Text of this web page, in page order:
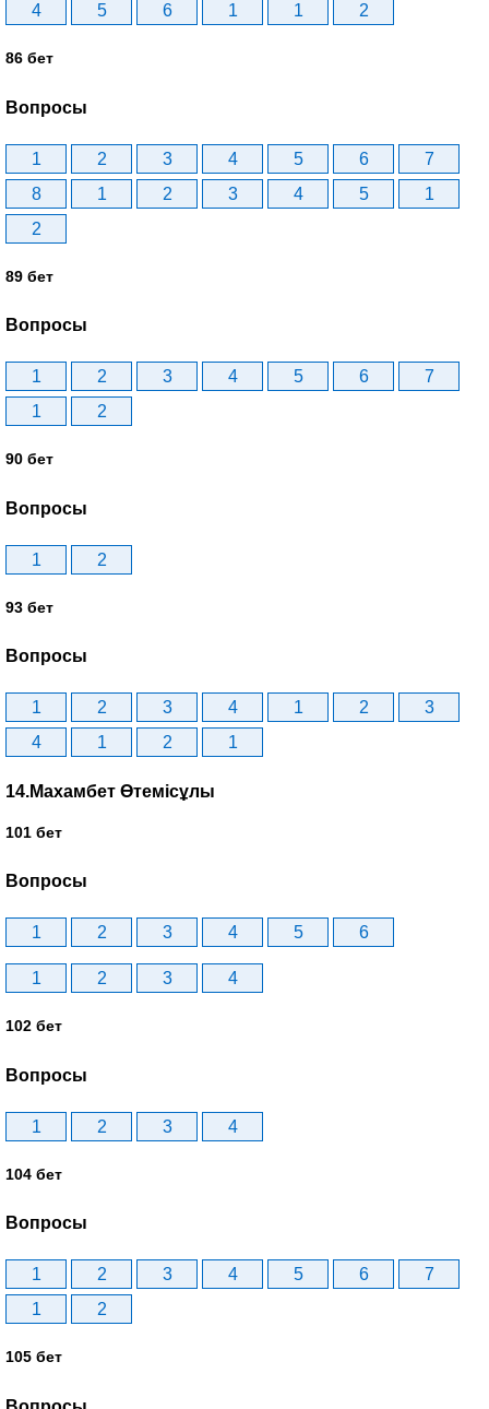
4
5 6 1 1 2
86 бет
Вопросы
1 2 3 4 5 6
7
8
1 2 3 4 5
1
2
89 бет
Вопросы
1 2 3 4 5 6
7
1
2
90 бет
Вопросы
1 2
93 бет
Вопросы
1 2 3 4 1 2
3
4
1 2 1
14.Махамбет Өтемісұлы
101 бет
Вопросы
1 2 3 4 5 6
1 2 3 4
102 бет
Вопросы
1 2 3 4
104 бет
Вопросы
1 2 3 4 5 6
7
1
2
105 бет